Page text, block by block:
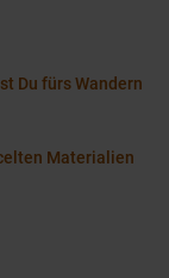
Du fürs Wandern
Materialien